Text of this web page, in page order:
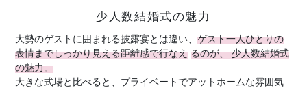
少人数結婚式の魅力
大勢のゲストに囲まれる披露宴とは違い、ゲスト一人ひとりの
表情までしっかり見える距離感で行なえ るのが、 少人数結婚式
の魅力。
大きな式場と比べると、プライベートでアットホームな雰囲気